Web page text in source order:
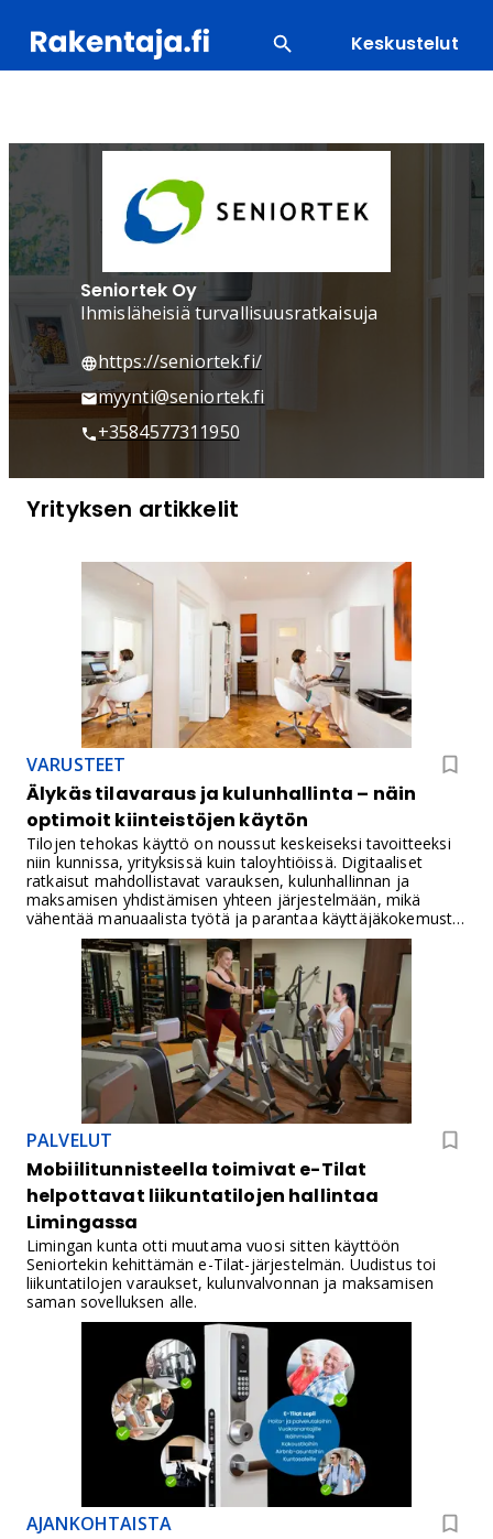
Keskustelut
Seniortek Oy
Ihmisläheisiä turvallisuusratkaisuja
https://seniortek.fi/
myynti@seniortek.fi
+3584577311950
Yrityksen artikkelit
VARUSTEET
Älykäs tilavaraus ja kulunhallinta – näin
optimoit kiinteistöjen käytön
Tilojen tehokas käyttö on noussut keskeiseksi tavoitteeksi
niin kunnissa, yrityksissä kuin taloyhtiöissä. Digitaaliset
ratkaisut mahdollistavat varauksen, kulunhallinnan ja
maksamisen yhdistämisen yhteen järjestelmään, mikä
vähentää manuaalista työtä ja parantaa käyttäjäkokemusta.
Samalla syntyy arvokasta tietoa, jonka avulla tilojen käyttöä
voidaan kehittää pitkäjänteisesti.
PALVELUT
Mobiilitunnisteella toimivat e-Tilat
helpottavat liikuntatilojen hallintaa
Limingassa
Limingan kunta otti muutama vuosi sitten käyttöön
Seniortekin kehittämän e-Tilat-järjestelmän. Uudistus toi
liikuntatilojen varaukset, kulunvalvonnan ja maksamisen
saman sovelluksen alle.
AJANKOHTAISTA